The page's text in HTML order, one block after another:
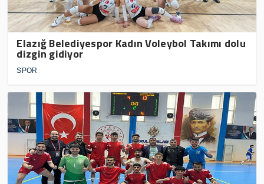
Elazığ Belediyespor Kadın Voleybol Takımı dolu
dizgin gidiyor
SPOR